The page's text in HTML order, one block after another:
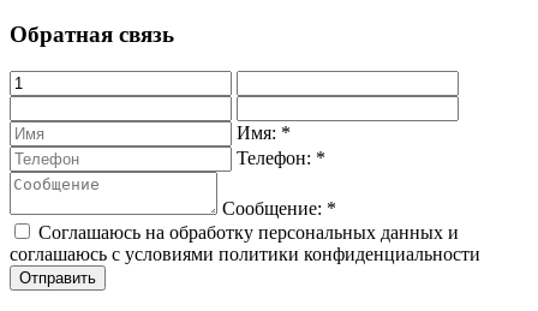
Обратная связь
Имя: *
Телефон: *
Сообщение: *
Соглашаюсь на обработку персональных данных и
соглашаюсь с условиями политики конфиденциальности